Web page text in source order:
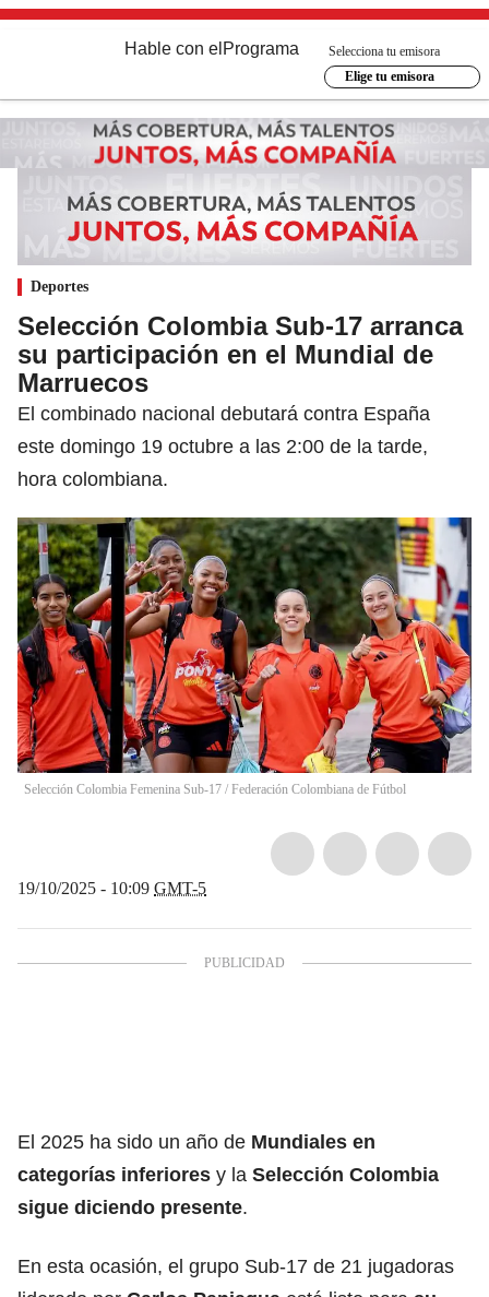
Hable con el Programa
Selecciona tu emisora
Elige tu emisora
Deportes
Selección Colombia Sub-17 arranca
su participación en el Mundial de
Marruecos
El combinado nacional debutará contra España
este domingo 19 octubre a las 2:00 de la tarde,
hora colombiana.
Selección Colombia Femenina Sub-17 / Federación Colombiana de Fútbol
19/10/2025 - 10:09 GMT-5
El 2025 ha sido un año de Mundiales en
categorías inferiores y la Selección Colombia
sigue diciendo presente.
En esta ocasión, el grupo Sub-17 de 21 jugadoras